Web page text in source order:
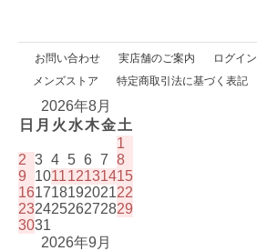
お問い合わせ 実店舗のご案内 ログイン
メンズストア
特定商取引法に基づく表記
2026年8月
日 月 火 水木金土
1
2 3 4 5 6 7 8
9
101112131415
16171819202122
23242526272829
3031
2026年9月